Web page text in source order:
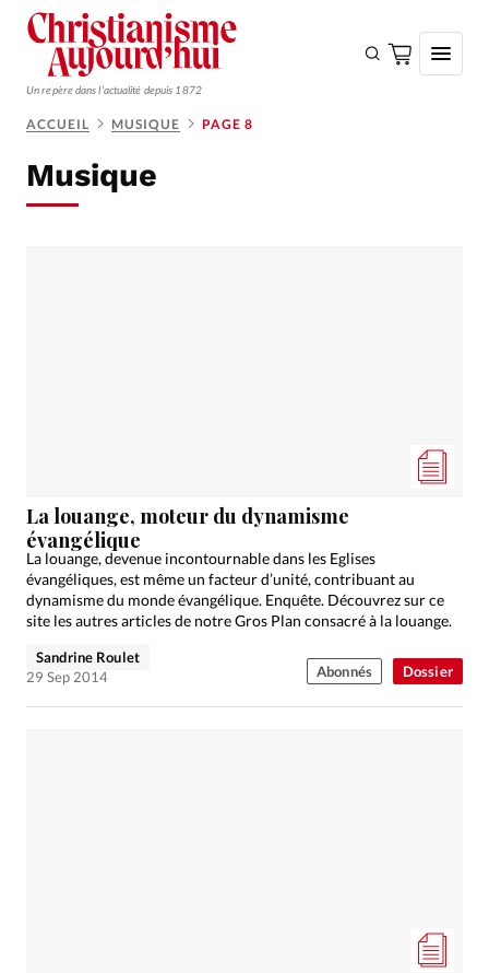
Un repère dans l'actualité depuis 1872
Monde
Devise:CHF
RUBRIQUES
Tous les articles
Actualité chrétienne
Actualité internationale
Chronique
Culture
Dossier
Eglises Génération réveil
Monde
ACCUEIL MUSIQUE PAGE 8
Musique
Dossier
La louange, moteur du dynamisme
évangélique
La louange, devenue incontournable dans les Eglises
évangéliques, est même un facteur d’unité, contribuant au
dynamisme du monde évangélique. Enquête. Découvrez sur ce
site les autres articles de notre Gros Plan consacré à la louange.
Sandrine Roulet
29 Sep 2014
Abonnés